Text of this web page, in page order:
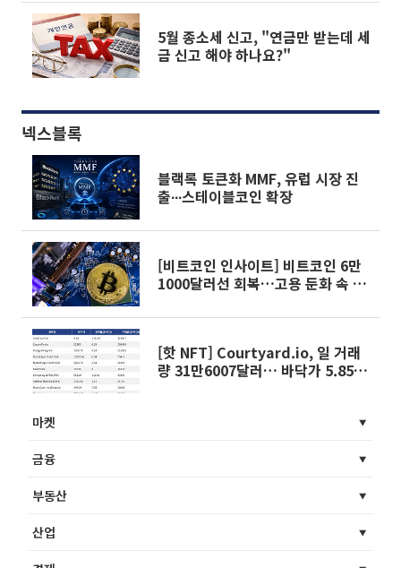
5월 종소세 신고, "연금만 받는데 세
금 신고 해야 하나요?"
넥스블록
블랙록 토큰화 MMF, 유럽 시장 진
출∙∙∙스테이블코인 확장
[비트코인 인사이트] 비트코인 6만
1000달러선 회복…고용 둔화 속 변
[핫 NFT] Courtyard.io, 일 거래
량 31만6007달러… 바닥가 5.85달
마켓
금융
부동산
산업